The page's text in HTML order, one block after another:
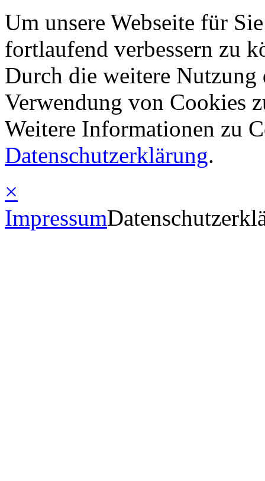
Um unsere Webseite für
fortlaufend verbessern zu
Durch die weitere Nutzung
Verwendung von Cookies
Weitere Informationen zu
Datenschutzerklärung.
×
Impressum